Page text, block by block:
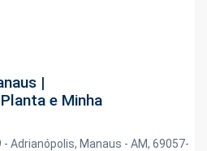
|
e Minha
- Adrianópolis, Manaus - AM, 69057-